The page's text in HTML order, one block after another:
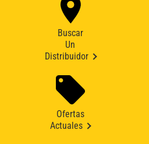
Buscar
Un
Distribuidor
Ofertas
Actuales